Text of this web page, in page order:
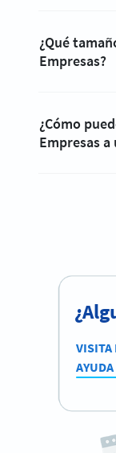
¿Qué
Empresas?
¿Cómo
Empresas
VISITA
AYUDA